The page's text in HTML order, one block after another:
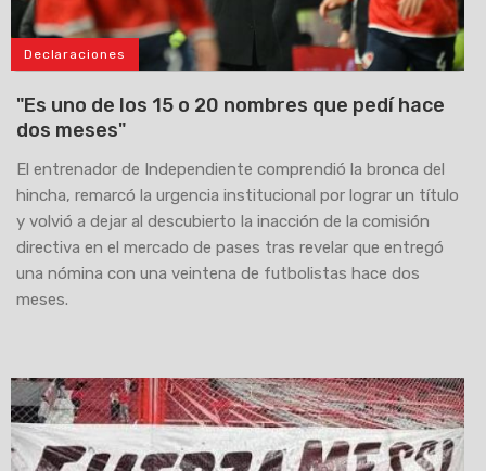
Declaraciones
"Es uno de los 15 o 20 nombres que pedí hace
dos meses"
El entrenador de Independiente comprendió la bronca del
hincha, remarcó la urgencia institucional por lograr un título
y volvió a dejar al descubierto la inacción de la comisión
directiva en el mercado de pases tras revelar que entregó
una nómina con una veintena de futbolistas hace dos
meses.